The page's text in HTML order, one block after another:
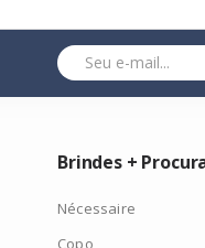
Brindes +
Nécessaire
Copo